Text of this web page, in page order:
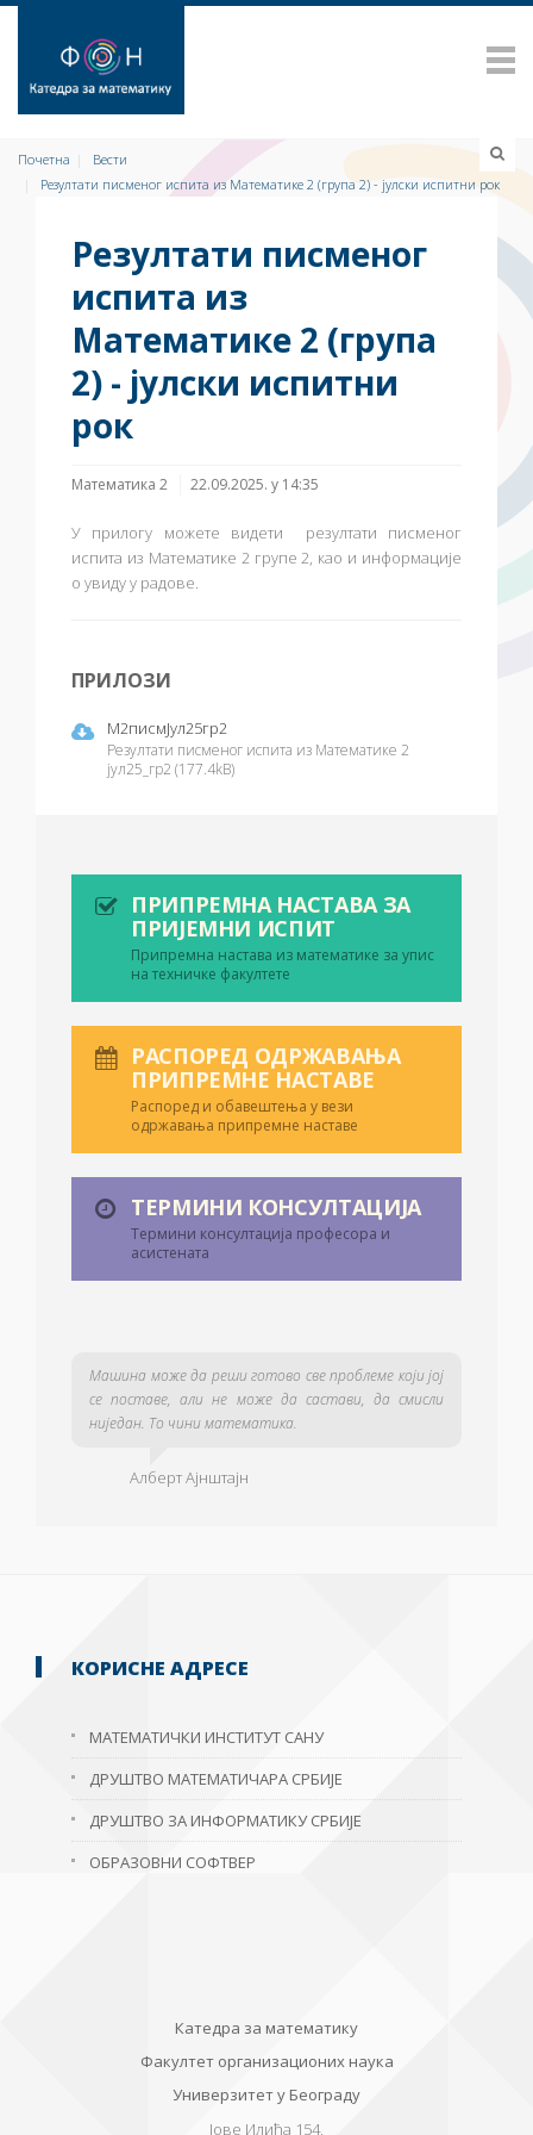
Почетна
Вести
Резултати писменог испита из Математике 2 (групa 2) - јулски испитни рок
Резултати писменог
испита из
Математике 2 (групa
2) - јулски испитни
рок
Математика 2 22.09.2025. у 14:35
У прилогу можете видети резултати писменог
испита из Математике 2 групе 2, као и информације
о увиду у радове.
ПРИЛОЗИ
М2писмЈул25гр2
Резултати писменог испита из Математике 2
јул25_гр2 (177.4kB)
ПРИПРЕМНА НАСТАВА ЗА
ПРИЈЕМНИ ИСПИТ
Припремна настава из математике за упис
на техничке факултете
РАСПОРЕД ОДРЖАВАЊА
ПРИПРЕМНЕ НАСТАВЕ
Распоред и обавештења у вези
одржавања припремне наставе
ТЕРМИНИ КОНСУЛТАЦИЈА
Термини консултација професора и
асистената
Машина може да реши готово све проблеме који јој
се поставе, али не може да састави, да смисли
ниједан. То чини математика.
Алберт Ајнштајн
КОРИСНЕ АДРЕСЕ
МАТЕМАТИЧКИ ИНСТИТУТ САНУ
ДРУШТВО МАТЕМАТИЧАРА СРБИЈЕ
ДРУШТВО ЗА ИНФОРМАТИКУ СРБИЈЕ
ОБРАЗОВНИ СОФТВЕР
Катедра за математику
Факултет организационих наука
Универзитет у Београду
Јове Илића 154,